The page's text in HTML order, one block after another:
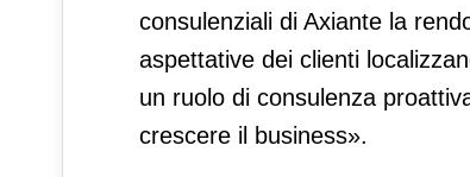
consulenziali di Axiante la
aspettative dei clienti
un ruolo di consulenza
crescere il business».